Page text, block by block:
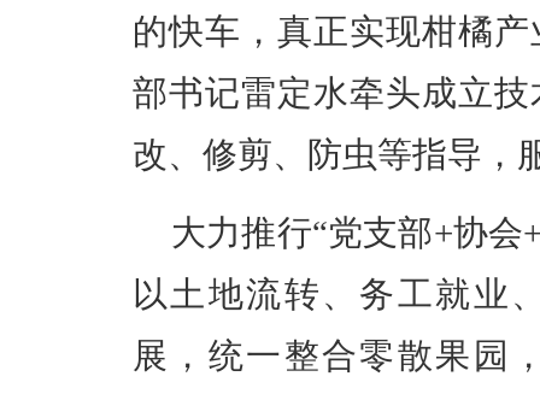
的快车，真正实现柑橘
部书记雷定水牵头成立
改、修剪、防虫等指导，
大力推行“党支部+协会
以土地流转、务工就业
展，统一整合零散果园